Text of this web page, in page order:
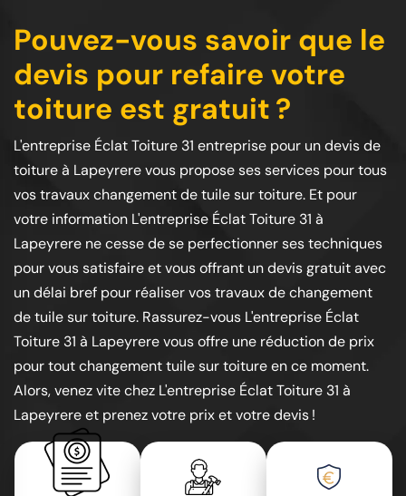
Pouvez-vous savoir que le
devis pour refaire votre
toiture est gratuit ?
L'entreprise Éclat Toiture 31 entreprise pour un devis de
toiture à Lapeyrere vous propose ses services pour tous
vos travaux changement de tuile sur toiture. Et pour
votre information L'entreprise Éclat Toiture 31 à
Lapeyrere ne cesse de se perfectionner ses techniques
pour vous satisfaire et vous offrant un devis gratuit avec
un délai bref pour réaliser vos travaux de changement
de tuile sur toiture. Rassurez-vous L'entreprise Éclat
Toiture 31 à Lapeyrere vous offre une réduction de prix
pour tout changement tuile sur toiture en ce moment.
Alors, venez vite chez L'entreprise Éclat Toiture 31 à
Lapeyrere et prenez votre prix et votre devis !